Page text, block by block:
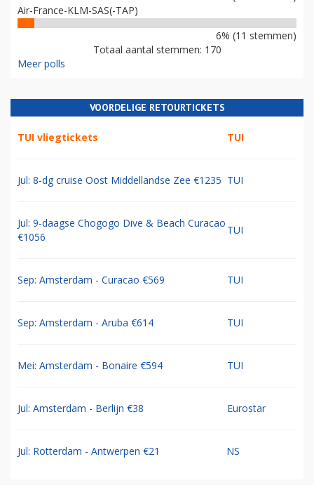
Air-France-KLM-SAS(-TAP)
6% (11 stemmen)
Totaal aantal stemmen: 170
Meer polls
VOORDELIGE RETOURTICKETS
TUI vliegtickets TUI
Jul: 8-dg cruise Oost Middellandse Zee €1235 TUI
Jul: 9-daagse Chogogo Dive & Beach Curacao
€1056
TUI
Sep: Amsterdam - Curacao €569 TUI
Sep: Amsterdam - Aruba €614 TUI
Mei: Amsterdam - Bonaire €594 TUI
Jul: Amsterdam - Berlijn €38 Eurostar
Jul: Rotterdam - Antwerpen €21 NS